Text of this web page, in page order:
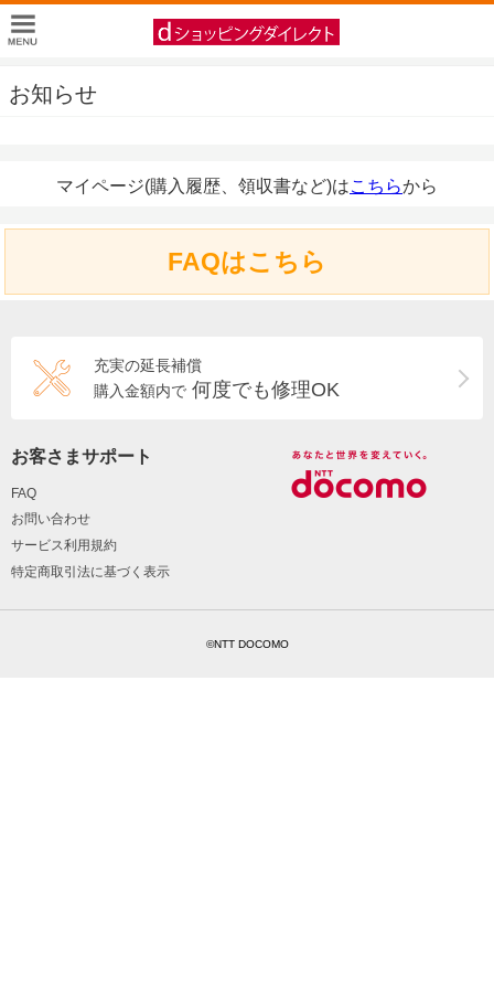
お知らせ
マイページ(購入履歴、領収書など)はこちらから
FAQはこちら
充実の延長補償
購入金額内で 何度でも修理OK
お客さまサポート
FAQ
お問い合わせ
サービス利用規約
特定商取引法に基づく表示
©NTT DOCOMO